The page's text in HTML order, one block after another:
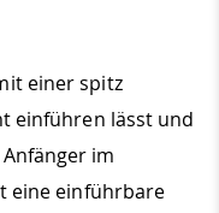
einer spitz
einführen lässt und
im
eine einführbare